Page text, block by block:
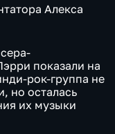
Алекса
показали на
рок-группа не
но осталась
их музыки